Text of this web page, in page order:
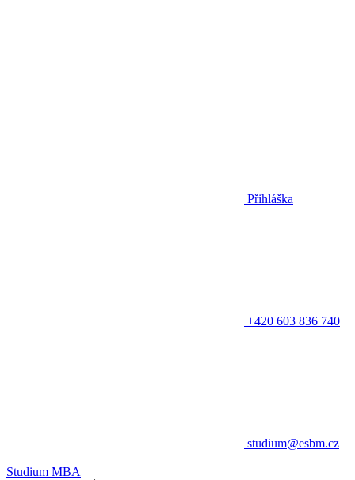
Přihláška
+420 603 836 740
studium@esbm.cz
Studium MBA